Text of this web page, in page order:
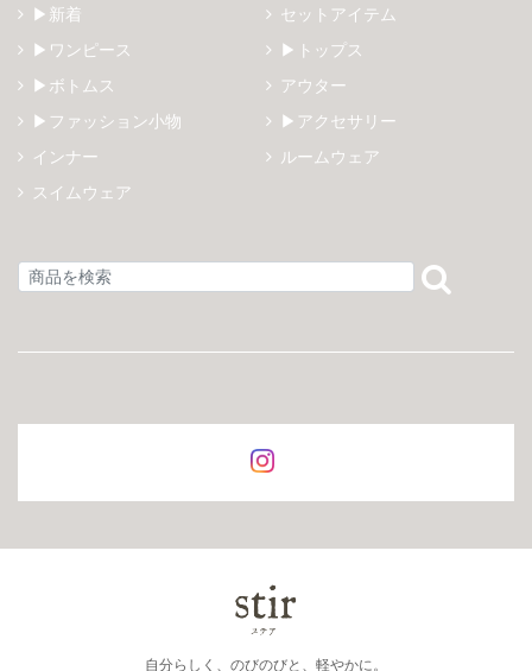
▶新着
セットアイテム
▶ワンピース
▶トップス
▶ボトムス
アウター
▶ファッション小物
▶アクセサリー
インナー
ルームウェア
スイムウェア
自分らしく、のびのびと、軽やかに。